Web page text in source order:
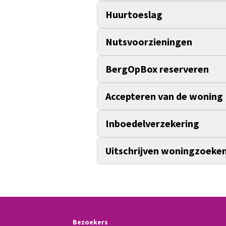
Huurtoeslag
Nutsvoorzieningen
BergOpBox reserveren
Accepteren van de woning
Inboedelverzekering
Uitschrijven
Bezoekers